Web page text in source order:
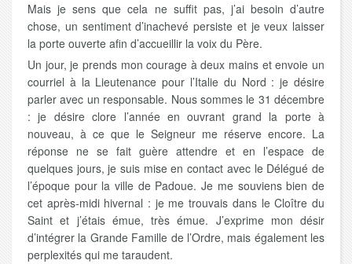
Mais je sens que cela ne suffit pas, j’ai besoin d’autre
chose, un sentiment d’inachevé persiste et je veux laisser
la porte ouverte afin d’accueillir la voix du Père.
Un jour, je prends mon courage à deux mains et envoie un
courriel à la Lieutenance pour l’Italie du Nord : je désire
parler avec un responsable. Nous sommes le 31 décembre
: je désire clore l’année en ouvrant grand la porte à
nouveau, à ce que le Seigneur me réserve encore. La
réponse ne se fait guère attendre et en l’espace de
quelques jours, je suis mise en contact avec le Délégué de
l’époque pour la ville de Padoue. Je me souviens bien de
cet après-midi hivernal : je me trouvais dans le Cloître du
Saint et j’étais émue, très émue. J’exprime mon désir
d’intégrer la Grande Famille de l’Ordre, mais également les
perplexités qui me taraudent.